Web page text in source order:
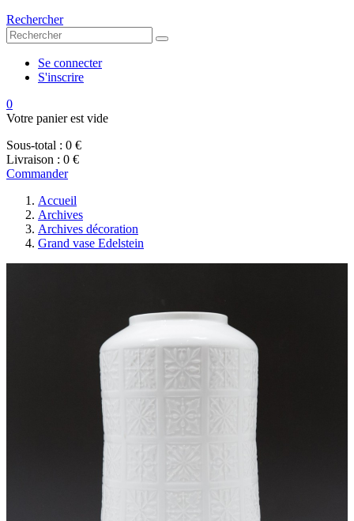
Rechercher
Se connecter
S'inscrire
0
Votre panier est vide
Sous-total : 0 €
Livraison : 0 €
Commander
Accueil
Archives
Archives décoration
Grand vase Edelstein